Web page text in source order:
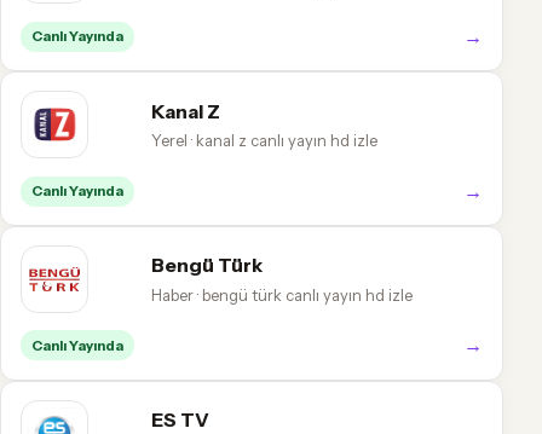
Canlı Yayında →
Kanal Z
Yerel · kanal z canlı yayın hd izle
Canlı Yayında →
Bengü Türk
Haber · bengü türk canlı yayın hd izle
Canlı Yayında →
ES TV